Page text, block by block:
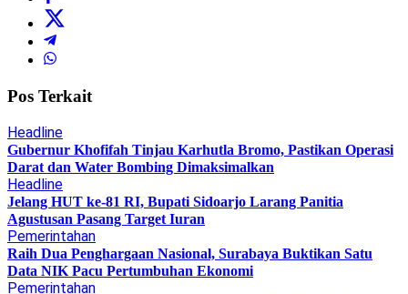
Pos Terkait
Headline
Gubernur Khofifah Tinjau Karhutla Bromo, Pastikan Operasi
Darat dan Water Bombing Dimaksimalkan
Headline
Jelang HUT ke-81 RI, Bupati Sidoarjo Larang Panitia
Agustusan Pasang Target Iuran
Pemerintahan
Raih Dua Penghargaan Nasional, Surabaya Buktikan Satu
Data NIK Pacu Pertumbuhan Ekonomi
Pemerintahan